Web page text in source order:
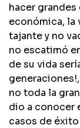
hacer grandes
económica, la
tajante y no
no escatimó
de su vida
no toda la
dio a conocer
casos de